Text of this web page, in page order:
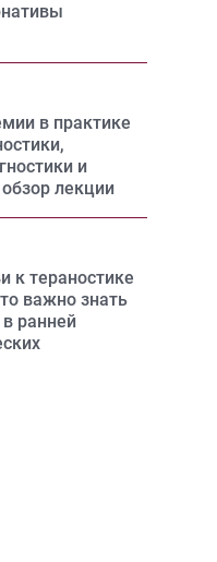
в практике
и
лекции
к тераностике
важно знать
ранней